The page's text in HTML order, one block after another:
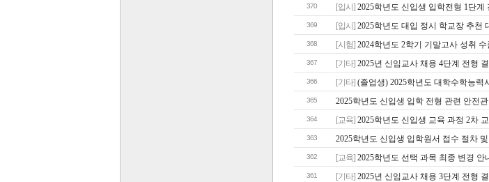
370 [입시] 2025학년도 신입생 입학전형 1단계
369 [입시] 2025학년도 대입 정시 학교장 추천
368 [시험] 2024학년도 2학기 기말고사 성취
367 [기타] 2025년 신임교사 채용 4단계 전형
366 [기타] (졸업생) 2025학년도 대학수학능력
365 2025학년도 신입생 입학 전형 관련 안전
364 [교육] 2025학년도 신입생 교육 과정 2차
363 2025학년도 신입생 입학원서 접수 절차
362 [교육] 2025학년도 선택 과목 최종 변경 안
361 [기타] 2025년 신임교사 채용 3단계 전형